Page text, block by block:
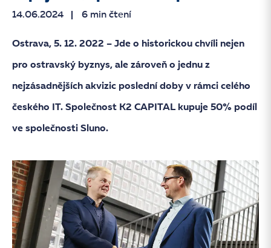
14.06.2024 6 min čtení
Ostrava, 5. 12. 2022 – Jde o historickou chvíli nejen
pro ostravský byznys, ale zároveň o jednu z
nejzásadnějších akvizic poslední doby v rámci celého
českého IT. Společnost K2 CAPITAL kupuje 50% podíl
ve společnosti Sluno.